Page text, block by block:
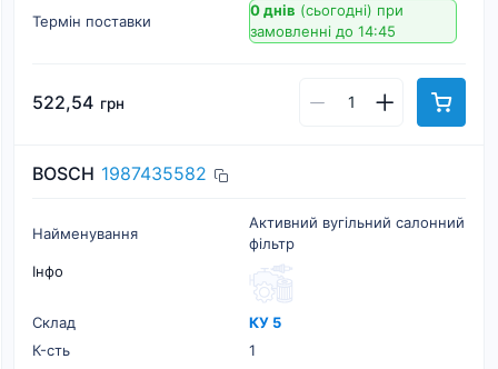
Термін поставки
0 днів (сьогодні) при
замовленні до 14:45
522,54 грн
BOSCH 1987435582
Найменування
Активний вугільний салонний
фільтр
Інфо
Склад
КУ 5
К-cть
1